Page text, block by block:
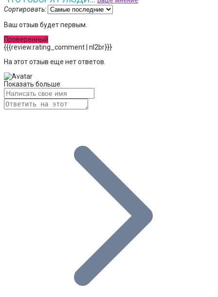
Сортировать:
Ваш отзыв будет первым.
Проверенный
{{{review.rating_comment | nl2br}}}
На этот отзыв еще нет ответов.
Показать больше